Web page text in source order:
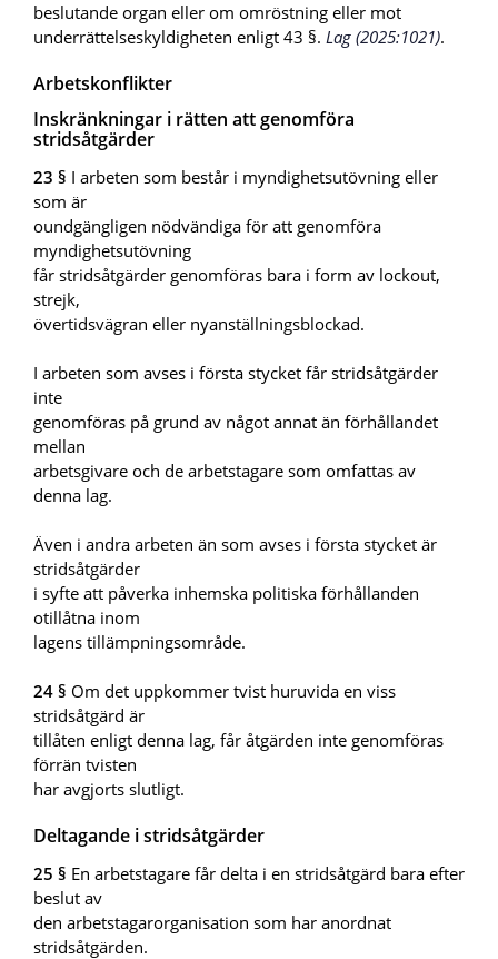
beslutande organ eller om omröstning eller mot
underrättelseskyldigheten enligt 43 §. Lag (2025:1021).
Arbetskonflikter
Inskränkningar i rätten att genomföra
stridsåtgärder
23 § I arbeten som består i myndighetsutövning eller
som är
oundgängligen nödvändiga för att genomföra
myndighetsutövning
får stridsåtgärder genomföras bara i form av lockout,
strejk,
övertidsvägran eller nyanställningsblockad.
I arbeten som avses i första stycket får stridsåtgärder
inte
genomföras på grund av något annat än förhållandet
mellan
arbetsgivare och de arbetstagare som omfattas av
denna lag.
Även i andra arbeten än som avses i första stycket är
stridsåtgärder
i syfte att påverka inhemska politiska förhållanden
otillåtna inom
lagens tillämpningsområde.
24 § Om det uppkommer tvist huruvida en viss
stridsåtgärd är
tillåten enligt denna lag, får åtgärden inte genomföras
förrän tvisten
har avgjorts slutligt.
Deltagande i stridsåtgärder
25 § En arbetstagare får delta i en stridsåtgärd bara efter
beslut av
den arbetstagarorganisation som har anordnat
stridsåtgärden.